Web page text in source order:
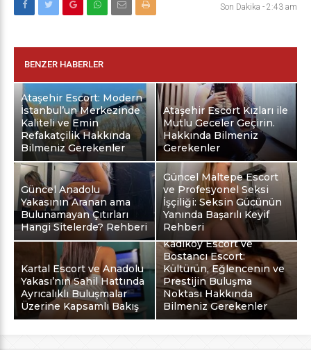
Son Dakika - 2:43 am
BENZER HABERLER
Ataşehir Escort: Modern
İstanbul’un Merkezinde
Kaliteli ve Emin
Refakatçilik Hakkında
Bilmeniz Gerekenler
Ataşehir Escort Kızları ile
Mutlu Geceler Geçirin.
Hakkında Bilmeniz
Gerekenler
Güncel Anadolu
Yakasının Aranan ama
Bulunamayan Çıtırları
Hangi Sitelerde? Rehberi
Güncel Maltepe Escort
ve Profesyonel Seksi
İşçiliği: Seksin Gücünün
Yanında Başarılı Keyif
Rehberi
Kartal Escort ve Anadolu
Yakası’nın Sahil Hattında
Ayrıcalıklı Buluşmalar
Üzerine Kapsamlı Bakış
Kadıköy Escort ve
Bostancı Escort:
Kültürün, Eğlencenin ve
Prestijin Buluşma
Noktası Hakkında
Bilmeniz Gerekenler